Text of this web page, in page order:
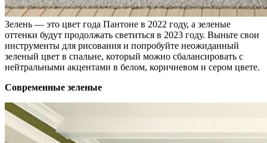
Зелень — это цвет года Пантоне в 2022 году, а зеленые
оттенки будут продолжать светиться в 2023 году. Выньте свои
инструменты для рисования и попробуйте неожиданный
зеленый цвет в спальне, который можно сбалансировать с
нейтральными акцентами в белом, коричневом и сером цвете.
Современные зеленые